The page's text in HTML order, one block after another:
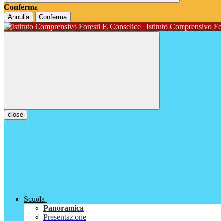
Conferma
Annulla Conferma
Istituto Comprensivo
close
Scuola
Panoramica
Presentazione